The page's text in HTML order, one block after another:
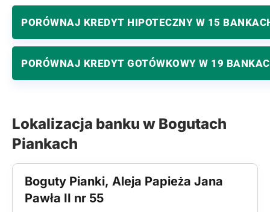
PORÓWNAJ KREDYT HIPOTECZNY W 15
PORÓWNAJ KREDYT GOTÓWKOWY W 19
Lokalizacja banku w Bogutach
Piankach
Boguty Pianki, Aleja Papieża Jana
Pawła II nr 55